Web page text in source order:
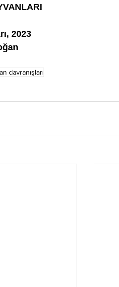
2023
davranışları